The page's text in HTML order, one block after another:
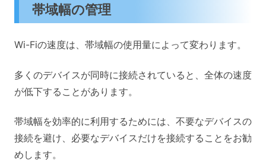
帯域幅の管理
Wi-Fiの速度は、帯域幅の使用量によって変わります。
多くのデバイスが同時に接続されていると、全体の速度
が低下することがあります。
帯域幅を効率的に利用するためには、不要なデバイスの
接続を避け、必要なデバイスだけを接続することをお勧
めします。